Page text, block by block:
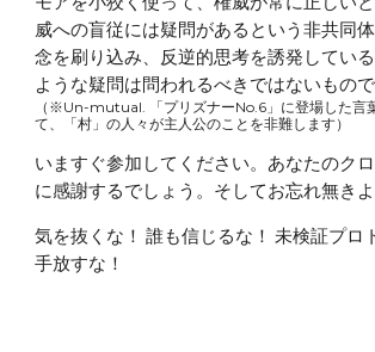
威への盲従には疑問があるという非共同
念を刷り込み、反逆的思考を誘発してい
ような疑問は問われるべきではないもので
（※Un-mutual. 「プリズナーNo.6」に登場した言
て、「村」の人々が主人公のことを非難します）
いますぐ参加してください。あなたのク
に感謝するでしょう。そしてお忘れ無き
気を抜くな！ 誰も信じるな！ 未検証プロ
手放すな！